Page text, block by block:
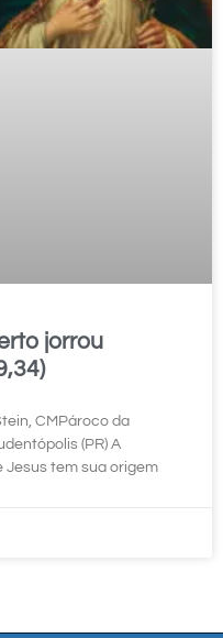
jorrou
CMPároco da
(PR) A
Jesus tem sua origem